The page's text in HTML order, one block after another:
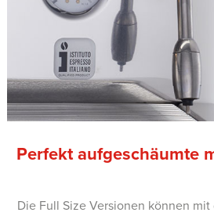
Perfekt aufgeschäumte
Die Full Size Versionen können